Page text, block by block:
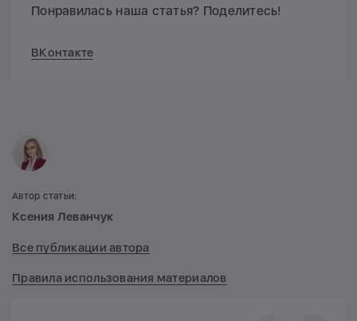
Понравилась наша статья? Поделитесь!
ВКонтакте
Автор статьи:
Ксения Леванчук
Все публикации автора
Правила использования материалов